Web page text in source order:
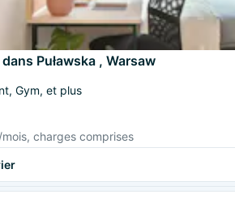
Puławska , Warsaw
Gym, et plus
/mois, charges comprises